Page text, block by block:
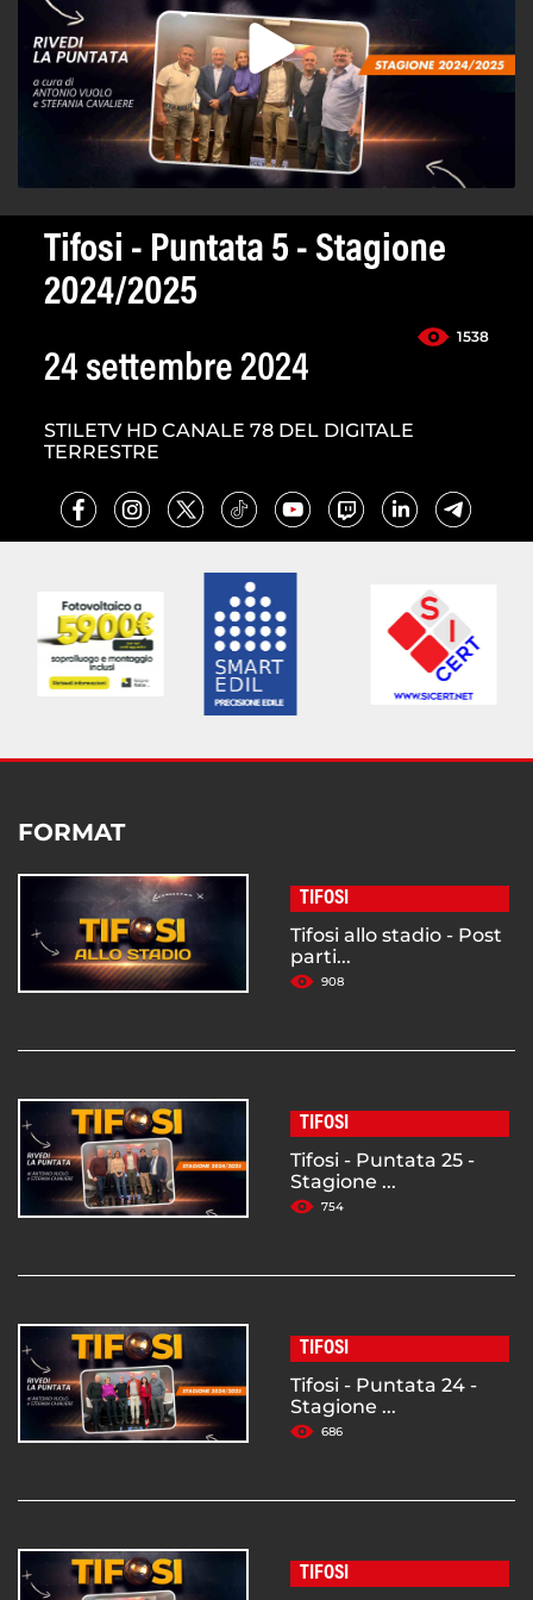
Tifosi - Puntata 5 - Stagione
2024/2025
1538
24 settembre 2024
STILETV HD CANALE 78 DEL DIGITALE
TERRESTRE
FORMAT
TIFOSI
Tifosi allo stadio - Post
parti...
908
TIFOSI
Tifosi - Puntata 25 -
Stagione ...
754
TIFOSI
Tifosi - Puntata 24 -
Stagione ...
686
TIFOSI